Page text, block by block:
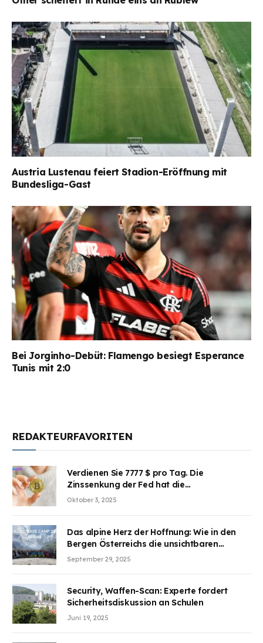
Austria Lustenau feiert Stadion-Eröffnung mit
Bundesliga-Gast
Bei Jorginho-Debüt: Flamengo besiegt Esperance
Tunis mit 2:0
REDAKTEURFAVORITEN
Verdienen Sie 7777 $ pro Tag. Die
Zinssenkung der Fed hat die
Aufmerksamkeit des Marktes erregt.
Oktober 3, 2025
Das alpine Herz der Hoffnung: Wie in den
Bergen Österreichs die unsichtbaren
Wunden des Kriegesheilen
September 29, 2025
Security, Waffen-Scan: Experte fordert
Sicherheitsdiskussion an Schulen
Juni 19, 2025